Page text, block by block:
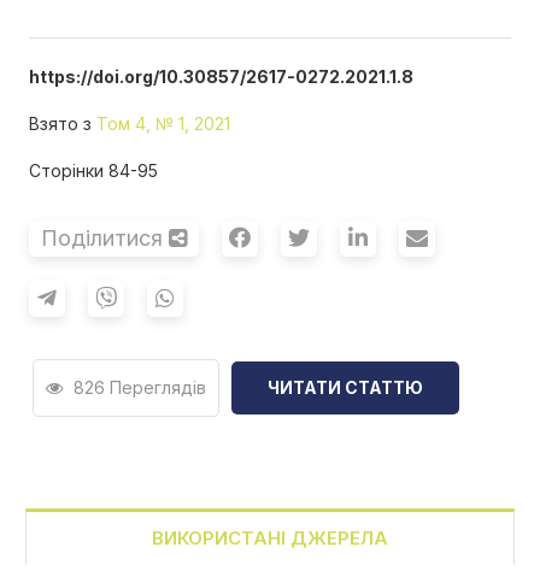
https://doi.org/10.30857/2617-0272.2021.1.8
Взято з Том 4, № 1, 2021
Сторінки 84-95
Поділитися
826 Переглядів ЧИТАТИ СТАТТЮ
ВИКОРИСТАНІ ДЖЕРЕЛА